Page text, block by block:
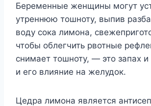
Беременные женщины могут
утреннюю тошноту, выпив
воду сока лимона,
чтобы облегчить рвотные
снимает тошноту, — это запах
и его влияние на желудок.
Цедра лимона является